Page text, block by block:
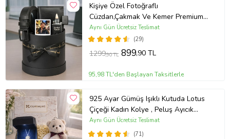
Kişiye Özel Fotoğraflı
Cüzdan,Çakmak Ve Kemer Premium
Erkek Aksesuar Seti
(29)
Aynı Gün Ücretsiz Teslimat
1299,90 TL 899,90 TL
95,98 TL'den Başlayan Taksitlerle
925 Ayar Gümüş Işıklı Kutuda Lotus
Çiçeği Kadın Kolye , Peluş Ayıcık
Anahtarlık Marteniçka Bileklik,
Polaroid Fotoğraf Hediye
(71)
Aynı Gün Ücretsiz Teslimat